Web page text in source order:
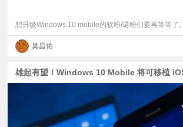
想升级Windows 10 mobile的软粉/诺粉们要再等等了。
莫昌佑